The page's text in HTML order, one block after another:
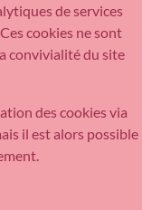
de services
cookies ne sont
convivialité du site
des cookies via
il est alors possible